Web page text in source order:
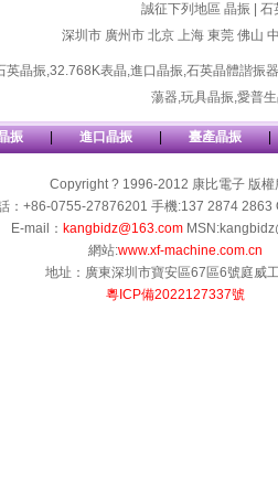
誠征下列地區 晶振 |
深圳市 廣州市 北京 上海 東莞 佛山
英晶振,32.768K表晶,進口晶振,石英晶體諧振器
蕩器,玩具晶振,愛普
振 | 進口晶振 | 臺產晶振 |
Copyright ? 1996-2012 康比電子 版權
：+86-0755-27876201 手機:137 2874 2863
E-mail： kangbidz@163.com
網站:www.xf-machine.com.cn
地址：廣東深圳市寶安區67區6號庭威
粵ICP備2022127337號